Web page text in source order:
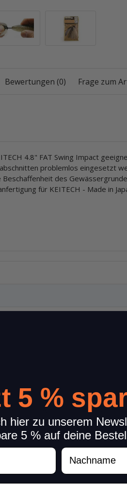
Bewertungen (0) Frage zum
4.8" FAT Swing Impact
problemlos eingesetzt
des
für KEITECH - Made in
ab und hilf Anderen bei der
5 %
hier zu unserem
5 % auf deine
Nachname